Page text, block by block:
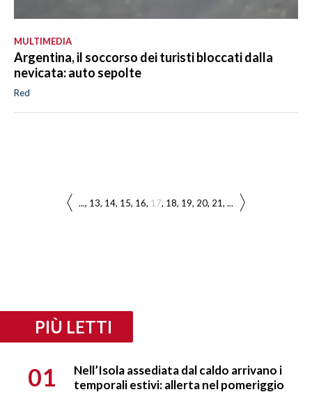
MULTIMEDIA
Argentina, il soccorso dei turisti bloccati dalla
nevicata: auto sepolte
Red
... 13 14 15 16 17 18 19 20 21 ...
PIÙ LETTI
01
Nell’Isola assediata dal caldo arrivano i
temporali estivi: allerta nel pomeriggio